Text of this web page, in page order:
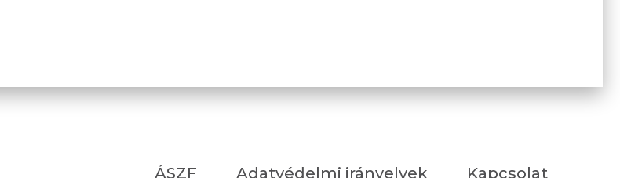
ÁSZF Adatvédelmi irányelvek Kapcsolat